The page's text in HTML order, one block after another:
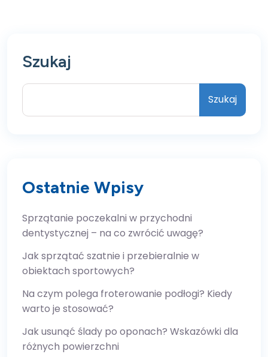
Szukaj
Szukaj
Ostatnie Wpisy
Sprzątanie poczekalni w przychodni
dentystycznej – na co zwrócić uwagę?
Jak sprzątać szatnie i przebieralnie w
obiektach sportowych?
Na czym polega froterowanie podłogi? Kiedy
warto je stosować?
Jak usunąć ślady po oponach? Wskazówki dla
różnych powierzchni